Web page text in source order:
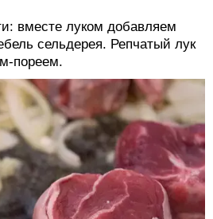
вместе луком добавляем
сельдерея. Репчатый лук
пореем.